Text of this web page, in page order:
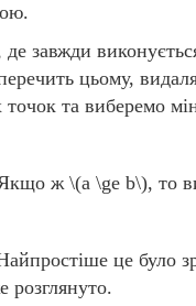
де завжди
цьому,
та виберемо
ж\(a \ge b\), то
це
розглянуто.